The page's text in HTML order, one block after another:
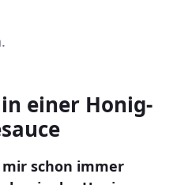
einer Honig-
schon immer